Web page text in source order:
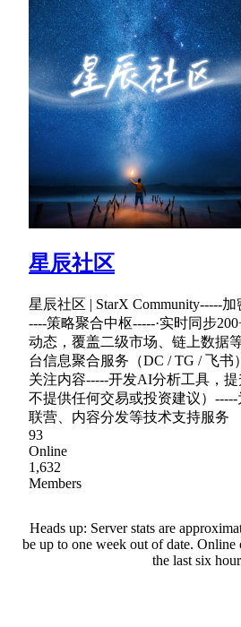
星辰社区
星辰社区 | StarX Community-----
----策略聚合中枢-----·实时同步
动态，覆盖二级市场、链上数据
台信息聚合服务（DC / TG / 飞书
关注内容-----开发AI分析工具，提
不提供任何交易或投资建议）
联营、内容分发等技术支持服务
93
Online
1,632
Members
Heads up: Server stats are
be up to one week out of date. Online
the last six